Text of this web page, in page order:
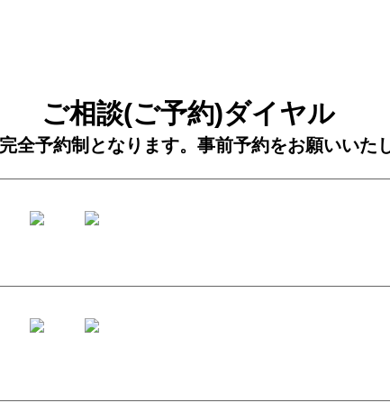
ご相談(ご予約)ダイヤル
全予約制となります。事前予約をお願いいた